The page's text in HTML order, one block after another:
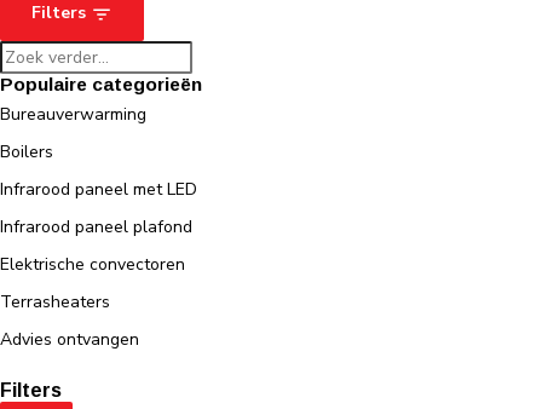
Filters
Populaire categorieën
Bureauverwarming
Boilers
Infrarood paneel met LED
Infrarood paneel plafond
Elektrische convectoren
Terrasheaters
Advies ontvangen
Filters